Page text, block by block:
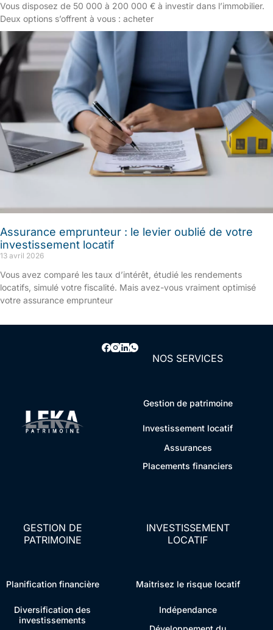
Vous disposez de 50 000 à 200 000 € à investir dans l’immobilier.
Deux options s’offrent à vous : acheter
Assurance emprunteur : le levier oublié de votre
investissement locatif
13 avril 2026
Vous avez comparé les taux d’intérêt, étudié les rendements
locatifs, simulé votre fiscalité. Mais avez-vous vraiment optimisé
votre assurance emprunteur
NOS SERVICES
Gestion de patrimoine
Investissement locatif
Assurances
Placements financiers
GESTION DE
PATRIMOINE
Planification financière
Diversification des
investissements
INVESTISSEMENT
LOCATIF
Maitrisez le risque locatif
Indépendance